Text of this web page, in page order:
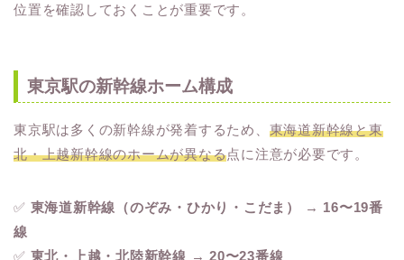
位置を確認しておくことが重要です。
東京駅の新幹線ホーム構成
東京駅は多くの新幹線が発着するため、 東海道新幹線と東
北・上越新幹線のホームが異なる点に注意が必要です。
✅ 東海道新幹線（のぞみ・ひかり・こだま） → 16〜19番
線
✅ 東北・上越・北陸新幹線 →20〜23番線